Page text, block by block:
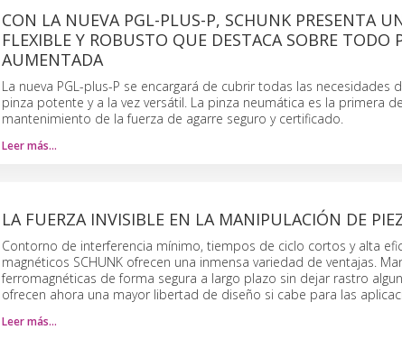
CON LA NUEVA PGL-PLUS-P, SCHUNK PRESENTA
FLEXIBLE Y ROBUSTO QUE DESTACA SOBRE TODO
AUMENTADA
La nueva PGL-plus-P se encargará de cubrir todas las necesidades
pinza potente y a la vez versátil. La pinza neumática es la primera
mantenimiento de la fuerza de agarre seguro y certificado.
Leer más…
LA FUERZA INVISIBLE EN LA MANIPULACIÓN DE
Contorno de interferencia mínimo, tiempos de ciclo cortos y alta
magnéticos SCHUNK ofrecen una inmensa variedad de ventajas.
ferromagnéticas de forma segura a largo plazo sin dejar rastro
ofrecen ahora una mayor libertad de diseño si cabe para las
Leer más…